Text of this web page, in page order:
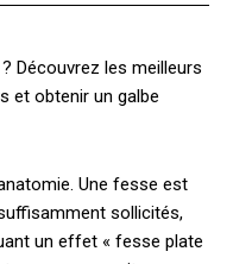
Découvrez les meilleurs
et obtenir un galbe
Une fesse est
sollicités,
un effet « fesse plate